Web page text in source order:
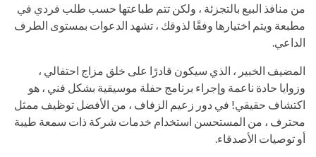
من منافذ البيع بالتجزئة ، ولكن تتم طباعتها حسب طلب فردي في
مطبعة ويتم اختيارها وفقًا لذوقك ، تشهد الدعوات بمستوى الطرف
الداعي.
المضيف الخبير ، الذي سيكون قادرًا على خلق مزاج احتفالي ،
وزوايا حادة ناعمة وإجراء برنامج حفلة موسيقية بشكل فني ، هو
اكتشاف حقيقي! في دور زعيم الزفاف ، من الأفضل توظيف ممثل
محترف ، من المستحسن استخدام خدمات شركة ذات سمعة طيبة
أو توصيات الأصدقاء.